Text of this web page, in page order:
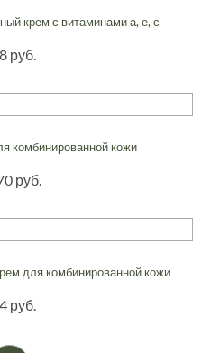
крем с витаминами а, е, с
руб.
комбинированной кожи
руб.
для комбинированной кожи
руб.